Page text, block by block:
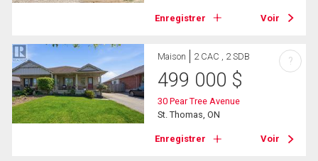
Enregistrer Voir
Maison 2 CAC , 2 SDB
499 000 $
30 Pear Tree Avenue
St. Thomas, ON
Enregistrer Voir
?